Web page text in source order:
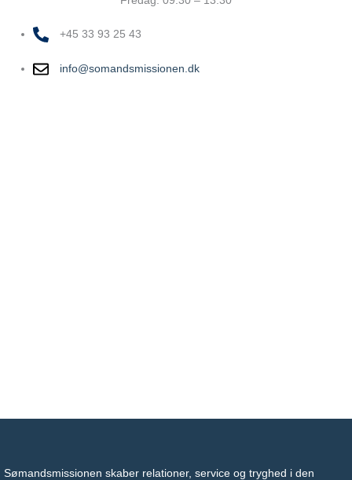
+45 33 93 25 43
info@somandsmissionen.dk
Sømandsmissionen skaber relationer, service og tryghed i den